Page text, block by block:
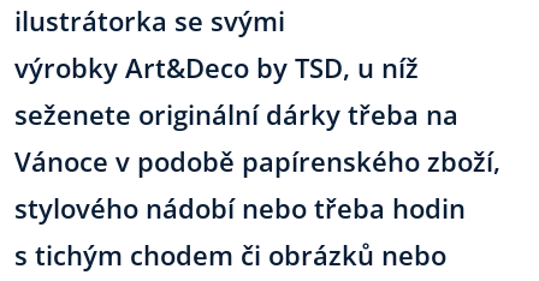
ilustrátorka se svými
výrobky Art&Deco by TSD, u níž
seženete originální dárky třeba na
Vánoce v podobě papírenského zboží,
stylového nádobí nebo třeba hodin
s tichým chodem či obrázků nebo